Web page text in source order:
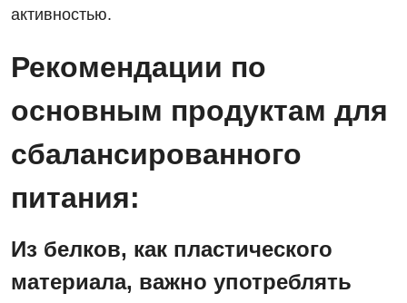
Мероприятия БПР
Интернатура
Программа лояльности
Отзывы
Видео
Ангиографические исследования
Магнитно-резонансная томография
Маммография
Нейросонография
Рентгенография
Гинекологическое отделение
Диагностическое отделение
Дневной стационар
Онкологическое отделение
Отделение интенсивной терапии
активностью.
Рекомендации по
основным продуктам для
сбалансированного
питания:
Из белков, как пластического
материала, важно употреблять